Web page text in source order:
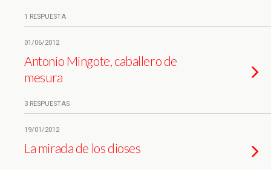
1 RESPUESTA
01/06/2012
Antonio Mingote, caballero de
mesura
3 RESPUESTAS
19/01/2012
La mirada de los dioses